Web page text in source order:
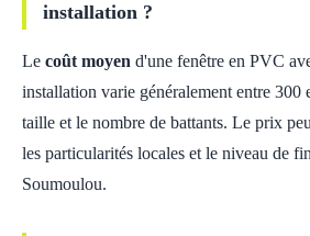
installation ?
Le coût moyen d'une fenêtre en PVC
installation varie généralement entre 300
taille et le nombre de battants. Le prix
les particularités locales et le niveau de
Soumoulou.